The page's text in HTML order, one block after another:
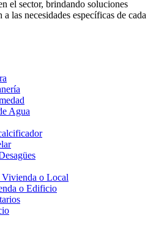
el sector, brindando soluciones
las necesidades específicas de cada
Agua
Vivienda o Local
o Edificio